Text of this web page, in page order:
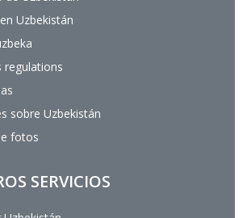
Uzbekistán
regulations
sobre Uzbekistán
fotos
SERVICIOS